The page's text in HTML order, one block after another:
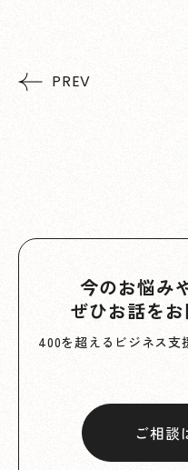
PREV
今のお悩み
ぜひお話をお
400を超えるビジネス支
ご相談